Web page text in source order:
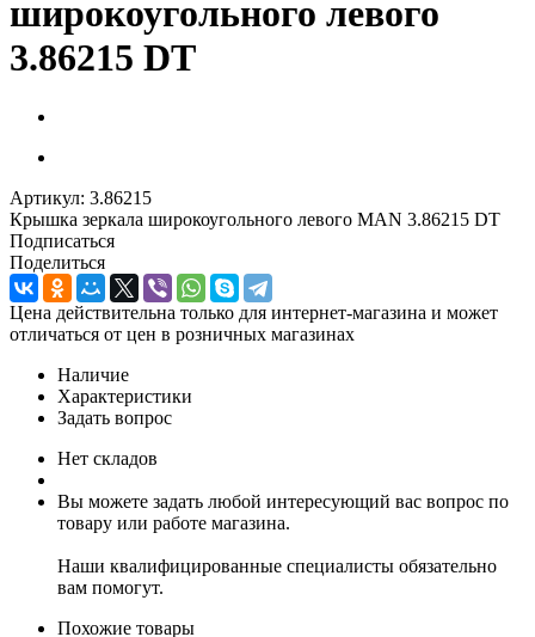
широкоугольного левого
3.86215 DT
Артикул: 3.86215
Крышка зеркала широкоугольного левого MAN 3.86215 DT
Подписаться
Поделиться
Цена действительна только для интернет-магазина и может
отличаться от цен в розничных магазинах
Наличие
Характеристики
Задать вопрос
Нет складов
Вы можете задать любой интересующий вас вопрос по
товару или работе магазина.
Наши квалифицированные специалисты обязательно
вам помогут.
Похожие товары